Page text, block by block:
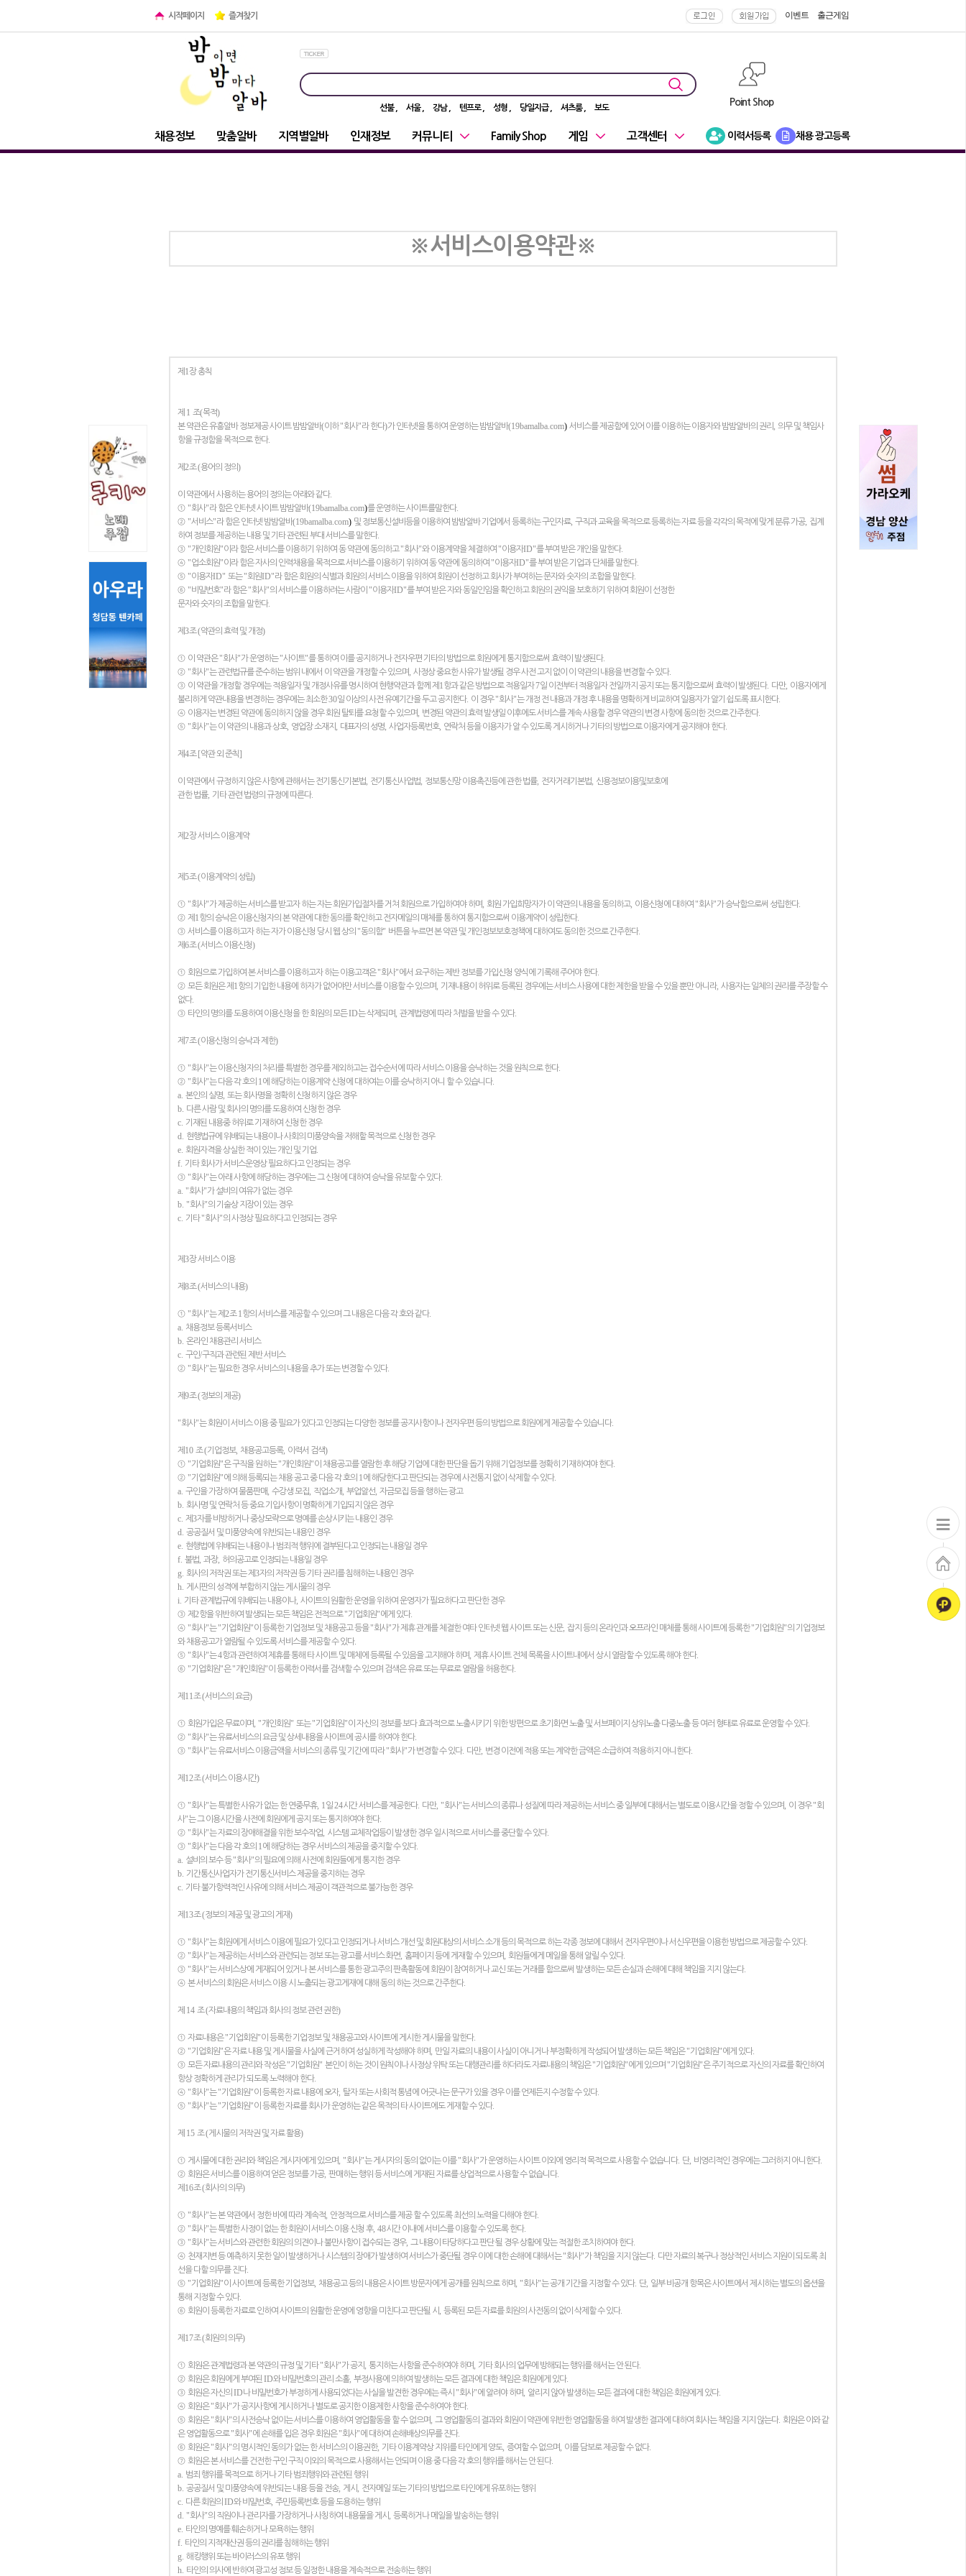
시작페이지 즐겨찾기 이벤트 출근게임
선불 서울 강남 텐프로 성형 당일지급 셔츠룸 보도
Point Shop
채용정보 맞춤알바 지역별알바 인재정보 커뮤니티 Family Shop 게임 고객센터 이력서등록 채용 광고등록
※서비스이용약관※
제 1장 총칙
제 1 조(목적)
본 약관은 유흥알바 정보제공 사이트 밤밤알바(이하"회사"라 한다)가 인터넷을 통하여 운영하는 밤밤알바(19bamalba.com) 서비스를 제공함에 있어 이를 이용하는 이용자와 밤밤알바의 권리 , 의무 및 책임사
항을 규정함을 목적으로 한다.
제 2조(용어의 정의)
이 약관에서 사용하는 용어의 정의는 아래와 같다.
① "회사"라 함은 인터넷 사이트밤밤알바(19bamalba.com)를 운영하는 사이트를말한다.
② "서비스"라 함은 인터넷 밤밤알바(19bamalba.com) 및 정보통신설비등을 이용하여 밤밤알바 기업에서 등록하는 구인자료, 구직과 교육을 목적으로 등록하는 자료 등을 각각의 목적에 맞게 분류 가공, 집계
하여 정보를 제공하는 내용 및 기타 관련된 부대 서비스를 말한다.
③ "개인회원"이라 함은 서비스를 이용하기 위하여 동 약관에 동의하고"회사"와 이용계약을 체결하여 "이용자ID"를 부여 받은 개인을 말한다.
④ "업소회원"이라 함은 자사의 인력채용을 목적으로 서비스를 이용하기 위하여 동 약관에 동의하여 "이용자ID"를 부여 받은 기업과 단체를 말한다.
⑤ "이용자ID" 또는"회원ID"라 함은 회원의 식별과 회원의 서비스 이용을 위하여 회원이 선정하고 회사가 부여하는 문자와 숫자의 조합을 말한다.
⑥ "비밀번호"라 함은"회사"의 서비스를 이용하려는 사람이 "이용자ID"를 부여 받은 자와 동일인임을 확인하고 회원의 권익을 보호하기 위하여 회원이 선정한
문자와 숫자의 조합을 말한다.
제 3조(약관의 효력 및 개정)
① 이 약관은"회사"가 운영하는"사이트"를 통하여 이를 공지하거나 전자우편 기타의 방법으로 회원에게 통지함으로써 효력이 발생된다.
② "회사"는 관련법규를 준수하는 범위 내에서 이 약관을 개정할 수 있으며, 사정상 중요한 사유가 발생될 경우 사전 고지 없이 이 약관의 내용을 변경할 수 있다.
③ 이 약관을 개정할 경우에는 적용일자 및 개정사유를 명시하여 현행약관과 함께 제 1항과 같은 방법으로 적용일자7일 이전부터 적용일자 전일까지 공지 또는 통지함으로써 효력이 발생된다. 다만, 이용자에게
불리하게 약관내용을 변경하는 경우에는 최소한30일 이상의 사전 유예기간을 두고 공지한다. 이 경우"회사"는 개정 전 내용과 개정 후 내용을 명확하게 비교하여 일용자가 알기 쉽도록 표시한다.
④ 이용자는 변경된 약관에 동의하지 않을 경우 회원 탈퇴를 요청할 수 있으며, 변경된 약관의 효력 발생일 이후에도 서비스를 계속 사용할 경우 약관의 변경 사항에 동의한 것으로 간주한다.
⑤ "회사"는 이 약관의 내용과 상호, 영업장 소재지 , 대표자의 성명, 사업자등록번호, 연락처 등을 이용자가 알 수 있도록 게시하거나 기타의 방법으로 이용자에게 공지해야 한다.
제 4조 [약관 외 준칙]
이 약관에서 규정하지 않은 사항에 관해서는 전기통신기본법, 전기통신사업법, 정보통신망 이용촉진등에 관한 법률, 전자거래기본법, 신용정보이용및보호에
관한 법률, 기타 관련 법령의 규정에 따른다.
제 2장 서비스 이용계약
제 5조(이용계약의 성립)
① "회사"가 제공하는 서비스를 받고자 하는 자는 회원가입절차를 거쳐 회원으로 가입하여야 하며, 회원 가입희망자가 이 약관의 내용을 동의하고, 이용신청에 대하여 "회사"가 승낙함으로써 성립한다.
② 제 1항의 승낙은 이용신청자의 본 약관에 대한 동의를 확인하고 전자메일의 매체를 통하여 통지함으로써 이용계약이 성립한다.
③ 서비스를 이용하고자 하는 자가 이용신청 당시 웹 상의 "동의함" 버튼을 누르면 본 약관 및 개인정보보호정책에 대하여도 동의한 것으로 간주한다.
제 6조(서비스 이용신청)
① 회원으로 가입하여 본 서비스를 이용하고자 하는 이용고객은"회사"에서 요구하는 제반 정보를 가입신청 양식에 기록해 주어야 한다.
② 모든 회원은 제 1항의 기입한 내용에 하자가 없어야만 서비스를 이용할 수 있으며, 기재내용이 허위로 등록된 경우에는 서비스 사용에 대한 제한을 받을 수 있을 뿐만 아니라, 사용자는 일체의 권리를 주장할 수
없다.
③ 타인의 명의를 도용하여 이용신청을 한 회원의 모든ID는 삭제되며, 관계법령에 따라 처벌을 받을 수 있다.
제 7조(이용신청의 승낙과 제한)
① "회사"는 이용신청자의 처리를 특별한 경우를 제외하고는 접수순서에 따라 서비스 이용을 승낙하는 것을 원칙으로 한다.
② "회사"는 다음 각 호의 1에 해당하는 이용계약 신청에 대하여는 이를 승낙하지 아니 할 수 있습니다.
a. 본인의 실명, 또는 회사명을 정확히 신청하지 않은 경우
b. 다른 사람 및 회사의 명의를 도용하여 신청한 경우
c. 기재된 내용중 허위로 기재하여 신청한 경우
d. 현행법규에 위배되는 내용이나 사회의 미풍양속을 저해할 목적으로 신청한 경우
e. 회원자격을 상실한 적이 있는 개인 및 기업.
f. 기타 회사가 서비스운영상 필요하다고 인정되는 경우
③ "회사"는 아래 사항에 해당하는 경우에는 그 신청에 대하여 승낙을 유보할 수 있다.
a. "회사"가 설비의 여유가 없는 경우
b. "회사"의 기술상 지장이 있는 경우
c. 기타"회사"의 사정상 필요하다고 인정되는 경우
제 3장 서비스 이용
제 8조(서비스의 내용)
① "회사"는 제 2조1항의 서비스를 제공할 수 있으며 그 내용은 다음 각 호와 같다.
a. 채용정보 등록서비스
b. 온라인 채용관리 서비스
c. 구인/구직과 관련된 제반 서비스
② "회사"는 필요한 경우 서비스의 내용을 추가 또는 변경할 수 있다.
제 9조(정보의 제공)
"회사"는 회원이 서비스 이용 중 필요가 있다고 인정되는 다양한 정보를 공지사항이나 전자우편 등의 방법으로 회원에게 제공할 수 있습니다.
제 10 조(기업정보, 채용공고등록, 이력서 검색)
① "기업회원"은 구직을 원하는"개인회원"이 채용공고를 열람한 후 해당 기업에 대한 판단을 돕기 위해 기업정보를 정확히 기재하여야 한다.
② "기업회원"에 의해 등록되는 채용 공고 중 다음 각 호의 1에 해당한다고 판단되는 경우에 사전통지 없이 삭제할 수 있다.
a. 구인을 가장하여 물품판매, 수강생 모집, 직업소개, 부업알선, 자금모집 등을 행하는 광고
b. 회사명 및 연락처 등 중요 기입사항이 명확하게 기입되지 않은 경우
c. 제 3자를 비방하거나 중상모략으로 명예를 손상시키는 내용인 경우
d. 공공질서 및 미풍양속에 위반되는 내용인 경우
e. 현행법에 위배되는 내용이나 범죄적 행위에 결부된다고 인정되는 내용일 경우
f. 불법, 과장, 허의공고로 인정되는 내용일 경우
g. 회사의 저작권 또는 제 3자의 저작권 등 기타 권리를 침해하는 내용인 경우
h. 게시판의 성격에 부합하지 않는 게시물의 경우
i. 기타 관계법규에 위배되는 내용이나, 사이트의 원활한 운영을 위하여 운영자가 필요하다고 판단한 경우
③ 제 2항을 위반하여 발생되는 모든 책임은 전적으로"기업회원"에게 있다.
④ "회사"는"기업회원"이 등록한 기업정보 및 채용공고 등을"회사"가 제휴 관계를 체결한 여타 인터넷 웹 사이트 또는 신문, 잡지 등의 온라인과 오프라인 매체를 통해 사이트에 등록한"기업회원"의 기업정보
와 채용공고가 열람될 수 있도록 서비스를 제공할 수 있다.
⑤ "회사"는4항과 관련하여 제휴를 통해 타 사이트 및 매체에 등록될 수 있음을 고지해야 하며, 제휴 사이트 전체 목록을 사이트내에서 상시 열람할 수 있도록 해야 한다.
⑥ "기업회원"은"개인회원"이 등록한 이력서를 검색할 수 있으며 검색은 유료 또는 무료로 열람을 허용한다.
제 11조(서비스의 요금)
① 회원가입은 무료이며, "개인회원" 또는"기업회원"이 자신의 정보를 보다 효과적으로 노출시키기 위한 방편으로 초기화면 노출 및 서브페이지 상위노출 다중노출 등 여러 형태로 유료로 운영할 수 있다.
② "회사"는 유료서비스의 요금 및 상세내용을 사이트에 공시를 하여야 한다.
③ "회사"는 유료서비스 이용금액을 서비스의 종류 및 기간에 따라"회사"가 변경할 수 있다. 다만, 변경 이전에 적용 또는 계약한 금액은 소급하여 적용하지 아니한다.
제 12조(서비스 이용시간)
① "회사"는 특별한 사유가 없는 한 연중무휴, 1일24시간 서비스를 제공한다. 다만, "회사"는 서비스의 종류나 성질에 따라 제공하는 서비스 중 일부에 대해서는 별도로 이용시간을 정할 수 있으며, 이 경우"회
사"는 그 이용시간을 사전에 회원에게 공지 또는 통지하여야 한다.
② "회사"는 자료의 장애해결을 위한 보수작업, 시스템 교체작업등이 발생한 경우 일시적으로 서비스를 중단할 수 있다.
③ "회사"는 다음 각 호의 1에 해당하는 경우 서비스의 제공을 중지할 수 있다.
a. 설비의 보수 등"회사"의 필요에 의해 사전에 회원들에게 통지한 경우
b. 기간통신사업자가 전기통신서비스 제공을 중지하는 경우
c. 기타 불가항력적인 사유에 의해 서비스 제공이 객관적으로 불가능한 경우
제 13조(정보의 제공 및 광고의 게재)
① "회사"는 회원에게 서비스 이용에 필요가 있다고 인정되거나 서비스 개선 및 회원대상의 서비스 소개 등의 목적으로 하는 각종 정보에 대해서 전자우편이나 서신우편을 이용한 방법으로 제공할 수 있다.
② "회사"는 제공하는 서비스와 관련되는 정보 또는 광고를 서비스 화면, 홈페이지 등에 게재할 수 있으며, 회원들에게 메일을 통해 알릴 수 있다.
③ "회사"는 서비스상에 게재되어 있거나 본 서비스를 통한 광고주의 판촉활동에 회원이 참여하거나 교신 또는 거래를 함으로써 발생하는 모든 손실과 손해에 대해 책임을 지지 않는다.
④ 본 서비스의 회원은 서비스 이용 시 노출되는 광고게재에 대해 동의 하는 것으로 간주한다.
제 14 조(자료내용의 책임과 회사의 정보 관련 권한)
① 자료내용은"기업회원"이 등록한 기업정보 및 채용공고와 사이트에 게시한 게시물을 말한다.
② "기업회원"은 자료 내용 및 게시물을 사실에 근거하여 성실하게 작성해야 하며, 만일 자료의 내용이 사실이 아니거나 부정확하게 작성되어 발생하는 모든 책임은"기업회원"에게 있다.
③ 모든 자료내용의 관리와 작성은"기업회원" 본인이 하는 것이 원칙이나 사정상 위탁 또는 대행관리를 하더라도 자료내용의 책임은"기업회원"에게 있으며 "기업회원"은 주기적으로 자신의 자료를 확인하여
항상 정확하게 관리가 되도록 노력해야 한다.
④ "회사"는"기업회원"이 등록한 자료 내용에 오자, 탈자 또는 사회적 통념에 어긋나는 문구가 있을 경우 이를 언제든지 수정할 수 있다.
⑤ "회사"는"기업회원"이 등록한 자료를 회사가 운영하는 같은 목적의 타 사이트에도 게재할 수 있다.
제 15 조(게시물의 저작권 및 자료 활용)
① 게시물에 대한 권리와 책임은 게시자에게 있으며, "회사"는 게시자의 동의 없이는 이를"회사"가 운영하는 사이트 이외에 영리적 목적으로 사용할 수 없습니다. 단, 비영리적인 경우에는 그러하지 아니한다.
② 회원은 서비스를 이용하여 얻은 정보를 가공, 판매하는 행위 등 서비스에 게재된 자료를 상업적으로 사용할 수 없습니다.
제 16조(회사의 의무)
① "회사"는 본 약관에서 정한 바에 따라 계속적, 안정적으로 서비스를 제공 할 수 있도록 최선의 노력을 다해야 한다.
② "회사"는 특별한 사정이 없는 한 회원이 서비스 이용 신청 후, 48시간 이내에 서비스를 이용할 수 있도록 한다.
③ "회사"는 서비스와 관련한 회원의 의견이나 불만사항이 접수되는 경우, 그 내용이 타당하다고 판단 될 경우 상황에 맞는 적절한 조치하여야 한다.
④ 천재지변 등 예측하지 못한 일이 발생하거나 시스템의 장애가 발생하여 서비스가 중단될 경우 이에 대한 손해에 대해서는"회사"가 책임을 지지 않는다. 다만 자료의 복구나 정상적인 서비스 지원이 되도록 최
선을 다할 의무를 진다.
⑤ "기업회원"이 사이트에 등록한 기업정보, 채용공고 등의 내용은 사이트 방문자에게 공개를 원칙으로 하며, "회사"는 공개 기간을 지정할 수 있다. 단, 일부 비공개 항목은 사이트에서 제시하는 별도의 옵션을
통해 지정할 수 있다.
⑥ 회원이 등록한 자료로 인하여 사이트의 원활한 운영에 영향을 미친다고 판단될 시 , 등록된 모든 자료를 회원의 사전동의 없이 삭제할 수 있다.
제 17조(회원의 의무)
① 회원은 관계법령과 본 약관의 규정 및 기타"회사"가 공지 , 통지하는 사항을 준수하여야 하며, 기타 회사의 업무에 방해되는 행위를 해서는 안 된다.
② 회원은 회원에게 부여된 ID와 비밀번호의 관리 소홀, 부정사용에 의하여 발생하는 모든 결과에 대한 책임은 회원에게 있다.
③ 회원은 자신의 ID나 비밀번호가 부정하게 사용되었다는 사실을 발견한 경우에는 즉시 "회사"에 알려야 하며, 알리지 않아 발생하는 모든 결과에 대한 책임은 회원에게 있다.
④ 회원은"회사"가 공지사항에 게시하거나 별도로 공지한 이용제한 사항을 준수하여야 한다.
⑤ 회원은"회사"의 사전승낙 없이는 서비스를 이용하여 영업활동을 할 수 없으며, 그 영업활동의 결과와 회원이 약관에 위반한 영업활동을 하여 발생한 결과에 대하여 회사는 책임을 지지 않는다. 회원은 이와 같
은 영업활동으로"회사"에 손해를 입은 경우 회원은"회사"에 대하여 손해배상의무를 진다.
⑥ 회원은"회사"의 명시적인 동의가 없는 한 서비스의 이용권한, 기타 이용계약상 지위를 타인에게 양도, 증여할 수 없으며, 이를 담보로 제공할 수 없다.
⑦ 회원은 본 서비스를 건전한 구인 구직 이외의 목적으로 사용해서는 안되며 이용 중 다음 각 호의 행위를 해서는 안 된다.
a. 범죄 행위를 목적으로 하거나 기타 범죄행위와 관련된 행위
b. 공공질서 및 미풍양속에 위반되는 내용 등을 전송, 게시 , 전자메일 또는 기타의 방법으로 타인에게 유포하는 행위
c. 다른 회원의 ID와 비밀번호, 주민등록번호 등을 도용하는 행위
d. "회사"의 직원이나 관리자를 가장하거나 사칭하여 내용물을 게시 , 등록하거나 메일을 발송하는 행위
e. 타인의 명예를 훼손하거나 모욕하는 행위
f. 타인의 지적재산권 등의 권리를 침해하는 행위
g. 해킹행위 또는 바이러스의 유포 행위
h. 타인의 의사에 반하여 광고성 정보 등 일정한 내용을 계속적으로 전송하는 행위